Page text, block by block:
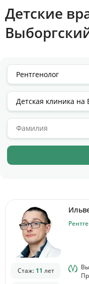
Детские
Стаж: 11 лет
Заболевания
Акции
Отзывы
Цены
Контакты
+7